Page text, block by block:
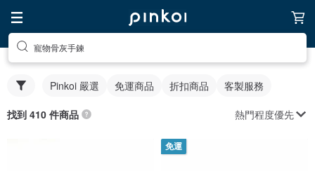
寵物骨灰手鍊
Pinkoi 嚴選 免運商品 折扣商品 客製服務
找到 410 件商品 熱門程度優先
免運